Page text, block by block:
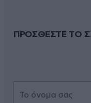
ΠΡΟΣΘΕΣΤΕ ΤΟ